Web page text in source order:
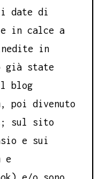
date di
in calce a
in
già state
blog
poi divenuto
sul sito
e sui
e